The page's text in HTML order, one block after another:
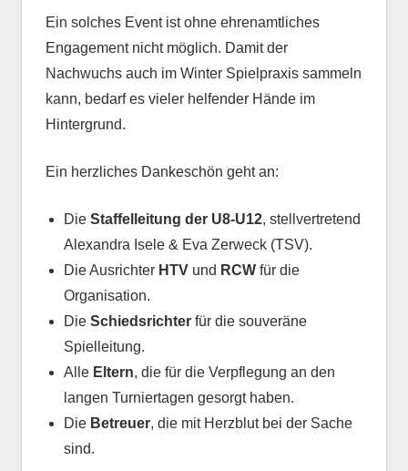
Ein solches Event ist ohne ehrenamtliches
Engagement nicht möglich. Damit der
Nachwuchs auch im Winter Spielpraxis sammeln
kann, bedarf es vieler helfender Hände im
Hintergrund.
Ein herzliches Dankeschön geht an:
Die Staffelleitung der U8-U12, stellvertretend
Alexandra Isele & Eva Zerweck (TSV).
Die Ausrichter HTVund RCWfür die
Organisation.
Die Schiedsrichterfür die souveräne
Spielleitung.
Alle Eltern, die für die Verpflegung an den
langen Turniertagen gesorgt haben.
Die Betreuer, die mit Herzblut bei der Sache
sind.